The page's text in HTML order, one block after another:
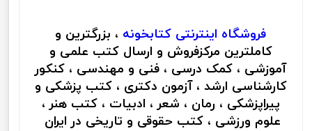
فروشگاه اینترنتی کتابخونه ، بزرگترین و
کاملترین مرکزفروش و ارسال کتب علمی و
آموزشی ، کمک درسی ، فنی و مهندسی ، کنکور
کارشناسی ارشد ، آزمون دکتری ، کتب پزشکی و
پیراپزشکی ، رمان ، شعر ، ادبیات ، کتب هنر ،
علوم ورزشی ، کتب حقوقی و تاریخی در ایران